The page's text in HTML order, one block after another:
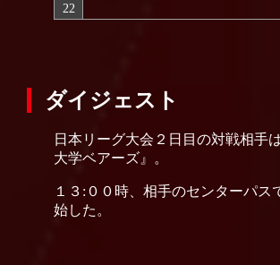
22
ダイジェスト
日本リーグ大会２日目の対戦相手
大学ベアーズ』。
１３:００時、相手のセンターパス
始した。